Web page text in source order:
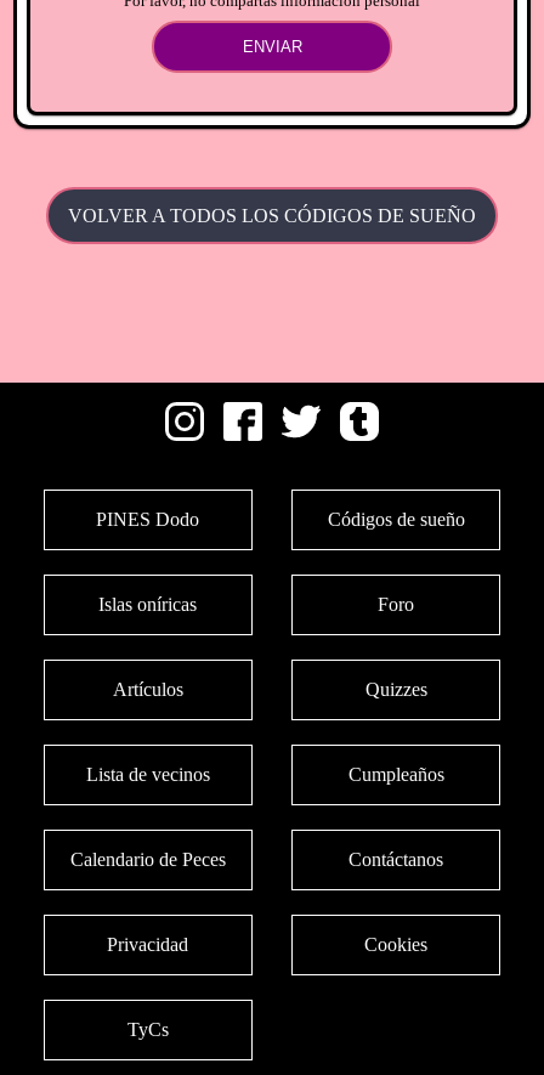
ENVIAR
VOLVER A TODOS LOS CÓDIGOS DE SUEÑO
PINES Dodo Códigos de sueño
Islas oníricas Foro
Artículos Quizzes
Lista de vecinos Cumpleaños
Calendario de Peces Contáctanos
Privacidad Cookies
TyCs